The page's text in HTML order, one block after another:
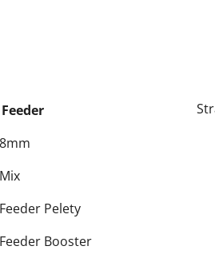
Pelety
Booster